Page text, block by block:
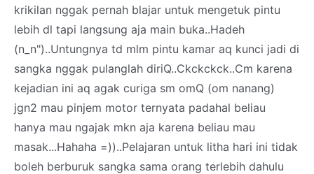
krikilan nggak pernah blajar untuk mengetuk pintu
lebih dl tapi langsung aja main buka..Hadeh
(n_n")..Untungnya td mlm pintu kamar aq kunci jadi di
sangka nggak pulanglah diriQ..Ckckckck..Cm karena
kejadian ini aq agak curiga sm omQ (om nanang)
jgn2 mau pinjem motor ternyata padahal beliau
hanya mau ngajak mkn aja karena beliau mau
masak...Hahaha =))..Pelajaran untuk litha hari ini tidak
boleh berburuk sangka sama orang terlebih dahulu